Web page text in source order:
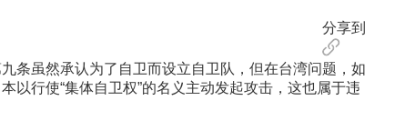
分享到
虽然承认为了自卫而设立自卫队，但在台湾问题，如
以行使“集体自卫权”的名义主动发起攻击，这也属于违